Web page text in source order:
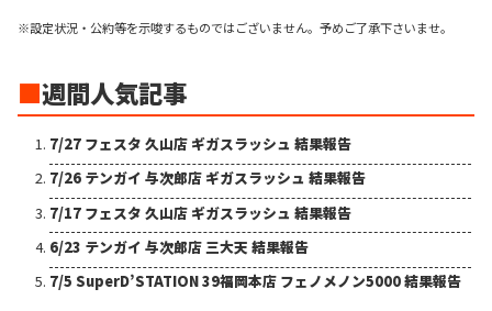
※設定状況・公約等を示唆するものではございません。予めご了承下さいませ。
■週間人気記事
7/27 フェスタ 久山店 ギガスラッシュ 結果報告
7/26 テンガイ 与次郎店 ギガスラッシュ 結果報告
7/17 フェスタ 久山店 ギガスラッシュ 結果報告
6/23 テンガイ 与次郎店 三大天 結果報告
7/5 SuperD’STATION 39福岡本店 フェノメノン5000 結果報告